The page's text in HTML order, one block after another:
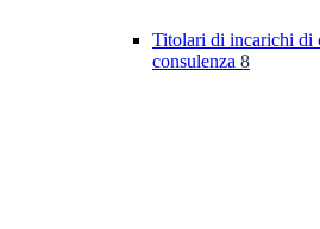
Titolari di incarichi di
consulenza 8